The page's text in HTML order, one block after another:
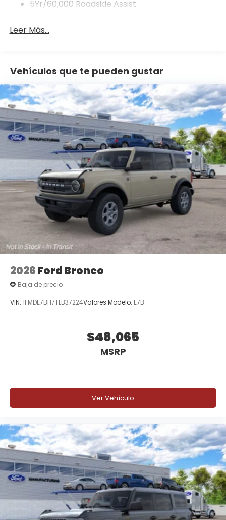
5Yr/60,000 Roadside Assist
Leer Más...
Vehículos que te pueden gustar
2026Ford Bronco
Baja de precio
VIN: 1FMDE7BH7TLB37224Valores:Modelo: E7B
$48,065
MSRP
Ver Vehículo